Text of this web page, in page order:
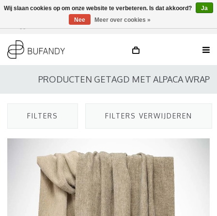
DE / EN
PRODUCTEN GETAGD MET ALPACA WRAP
FILTERS FILTERS VERWIJDEREN
Wij slaan cookies op om onze website te verbeteren. Is dat akkoord?
Ja
Nee
Meer over cookies »